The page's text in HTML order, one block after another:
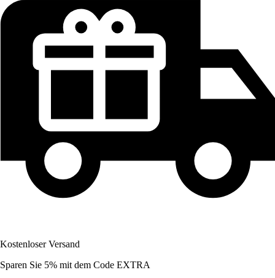
Kostenloser Versand
Sparen Sie 5% mit dem Code EXTRA